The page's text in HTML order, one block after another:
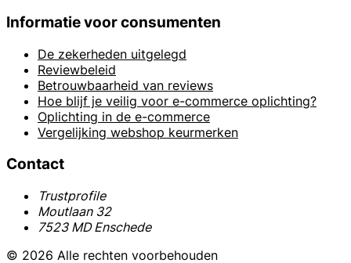
Informatie voor consumenten
De zekerheden uitgelegd
Reviewbeleid
Betrouwbaarheid van reviews
Hoe blijf je veilig voor e-commerce oplichting?
Oplichting in de e-commerce
Vergelijking webshop keurmerken
Contact
Trustprofile
Moutlaan 32
7523 MD Enschede
© 2026 Alle rechten voorbehouden